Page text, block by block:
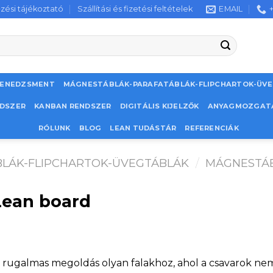
tájékoztató Szállítási és fizetési feltételek EMAIL
MÁGNESTÁBLÁK-PARAFATÁBLÁK-FLIPCHARTOK-
KANBAN RENDSZER DIGITÁLIS KIJELZŐK
RÓLUNK BLOG LEAN TUDÁSTÁR REFERENCIÁK
FLIPCHARTOK-ÜVEGTÁBLÁK /
board
megoldás olyan falakhoz, ahol a csavarok